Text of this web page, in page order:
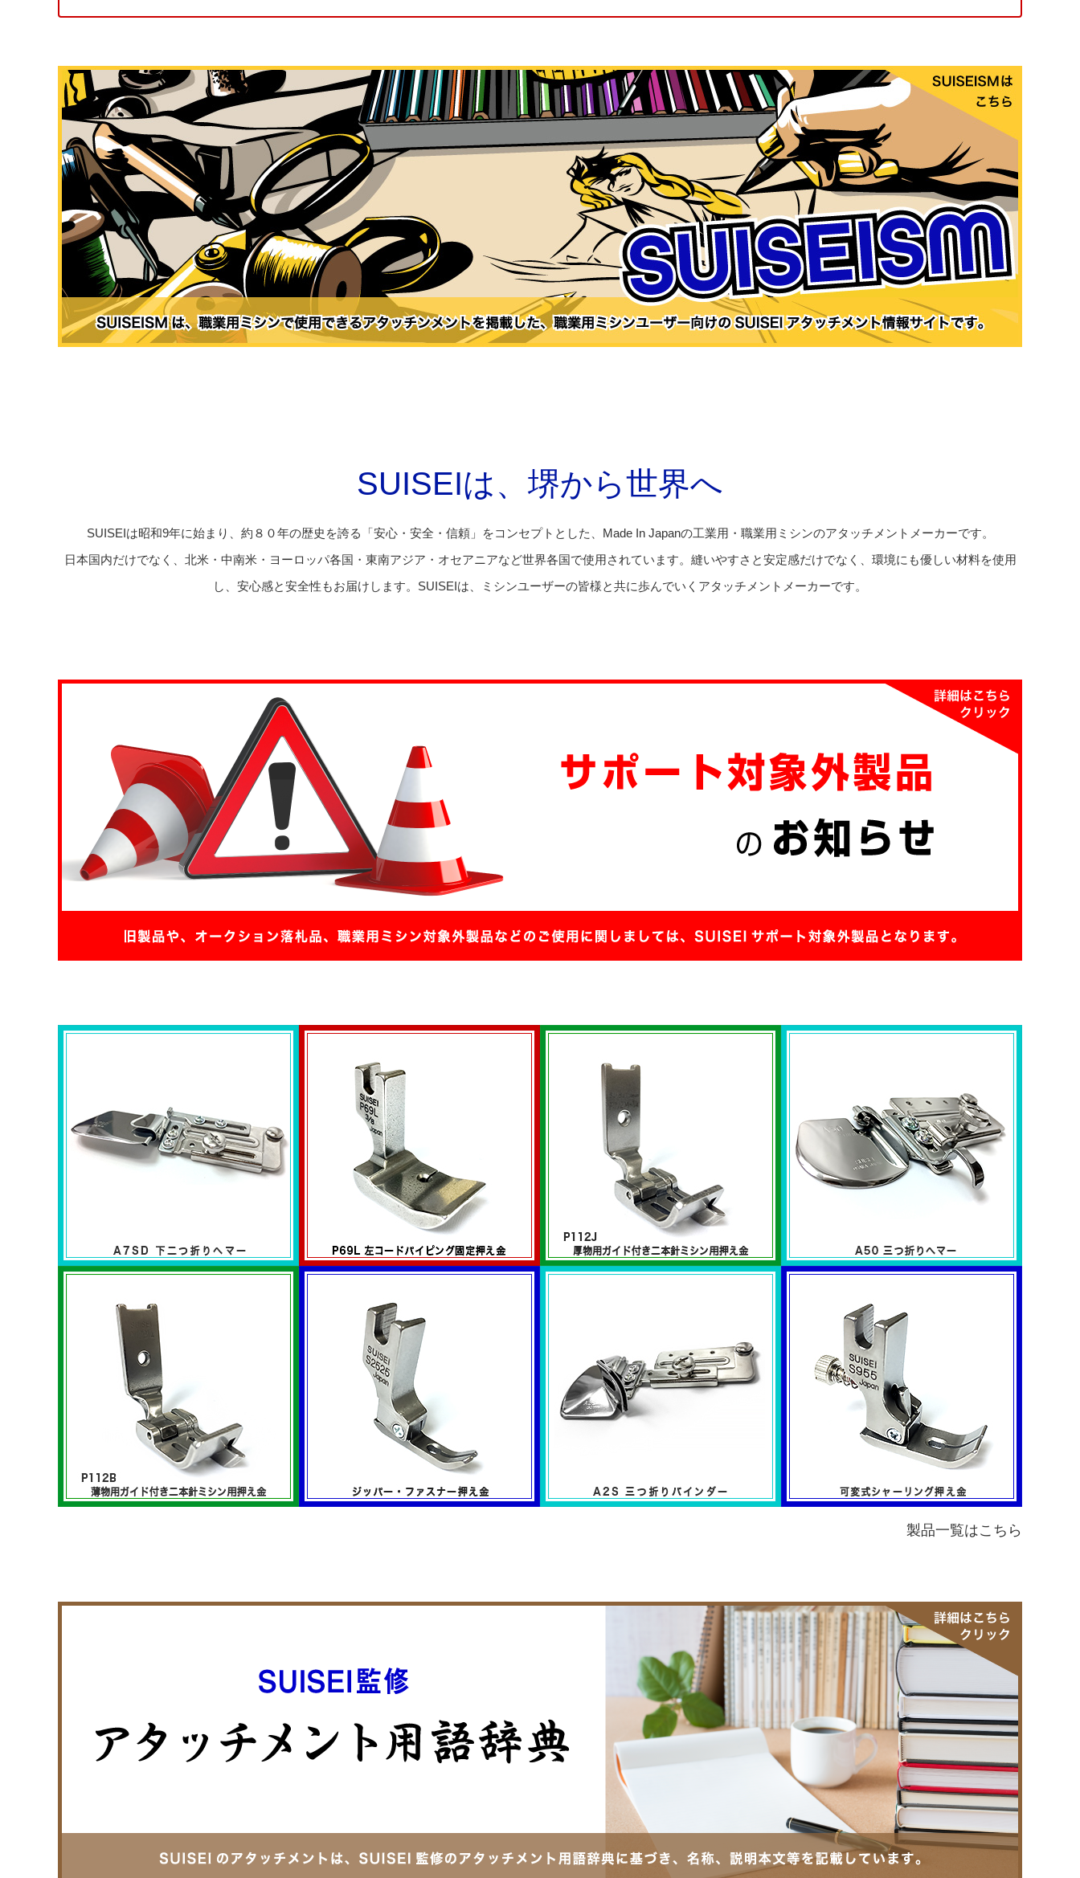
SUISEIは、堺から世界へ
SUISEIは昭和9年に始まり、約８０年の歴史を誇る「安心・安全・信頼」をコンセプトとした、Made In Japanの工業用・職業用ミシンのアタッチメントメーカーです。
日本国内だけでなく、北米・中南米・ヨーロッパ各国・東南アジア・オセアニアなど世界各国で使用されています。縫いやすさと安定感だけでなく、環境にも優しい材料を使用
し、安心感と安全性もお届けします。SUISEIは、ミシンユーザーの皆様と共に歩んでいくアタッチメントメーカーです。
下二つ折りヘマー
A7SDシリーズ
左コードパイピング固定押え金
P69Lシリーズ
厚物用ガイド付き二本針ミシン用押え金
P112Jシリーズ
三つ折りヘマー
A50シリーズ
ギャザーハイブリッド押え金
製品一覧はこちら